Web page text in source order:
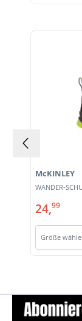
WANDER-
McKINLEY
24,99
Größe